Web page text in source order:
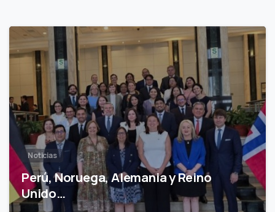
0
Noticias
Perú, Noruega, Alemania y Reino
Unido…